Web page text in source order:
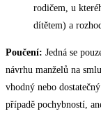
rodičem, u
dítětem) a
Poučení: Jedná se
návrhu manželů na
vhodný nebo
případě pochybností,